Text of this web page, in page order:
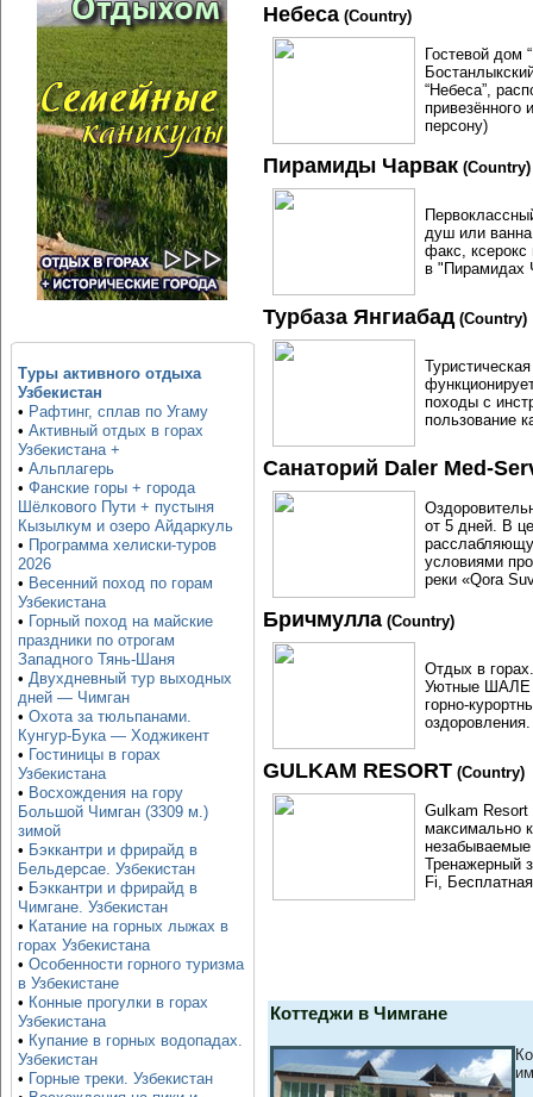
Туры активного отдыха
Узбекистан
• Рафтинг, сплав по Угаму
• Активный отдых в горах
Узбекистана +
• Альплагерь
• Фанские горы + города
Шёлкового Пути + пустыня
Кызылкум и озеро Айдаркуль
• Программа хелиски-туров
2026
• Весенний поход по горам
Узбекистана
• Горный поход на майские
праздники по отрогам
Западного Тянь-Шаня
• Двухдневный тур выходных
дней — Чимган
• Охота за тюльпанами.
Кунгур-Бука — Ходжикент
• Гостиницы в горах
Узбекистана
• Восхождения на гору
Большой Чимган (3309 м.)
зимой
• Бэккантри и фрирайд в
Бельдерсае. Узбекистан
• Бэккантри и фрирайд в
Чимгане. Узбекистан
• Катание на горных лыжах в
горах Узбекистана
• Особенности горного туризма
в Узбекистане
• Конные прогулки в горах
Узбекистана
• Купание в горных водопадах.
Узбекистан
• Горные треки. Узбекистан
Небеса (Country)
Гостевой дом
“Небеса”,
персону)
Пирамиды Чарвак (Country)
душ или
факс,
в "Пирамидах
Турбаза Янгиабад (Country)
походы с
пользование
Санаторий Daler Med-
от 5 дней. В
условиями
реки «Qora
Бричмулла (Country)
Отдых в
Уютные ШАЛЕ
горно-
оздоровления.
GULKAM RESORT (Country)
Gulkam
максимально
Тренажерный
Fi,
Коттеджи в Чимгане